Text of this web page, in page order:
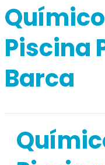
Piscina
Barca